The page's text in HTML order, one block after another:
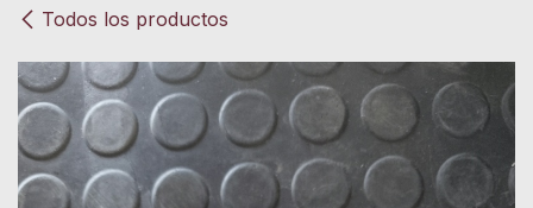
Todos los productos